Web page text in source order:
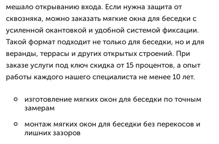
мешало открыванию входа. Если нужна защита от
сквозняка, можно заказать мягкие окна для беседки с
усиленной окантовкой и удобной системой фиксации.
Такой формат подходит не только для беседки, но и для
веранды, террасы и других открытых строений. При
заказе услуги под ключ скидка от 15 процентов, а опыт
работы каждого нашего специалиста не менее 10 лет.
изготовление мягких окон для беседки по точным
замерам
монтаж мягких окон для беседки без перекосов и
лишних зазоров